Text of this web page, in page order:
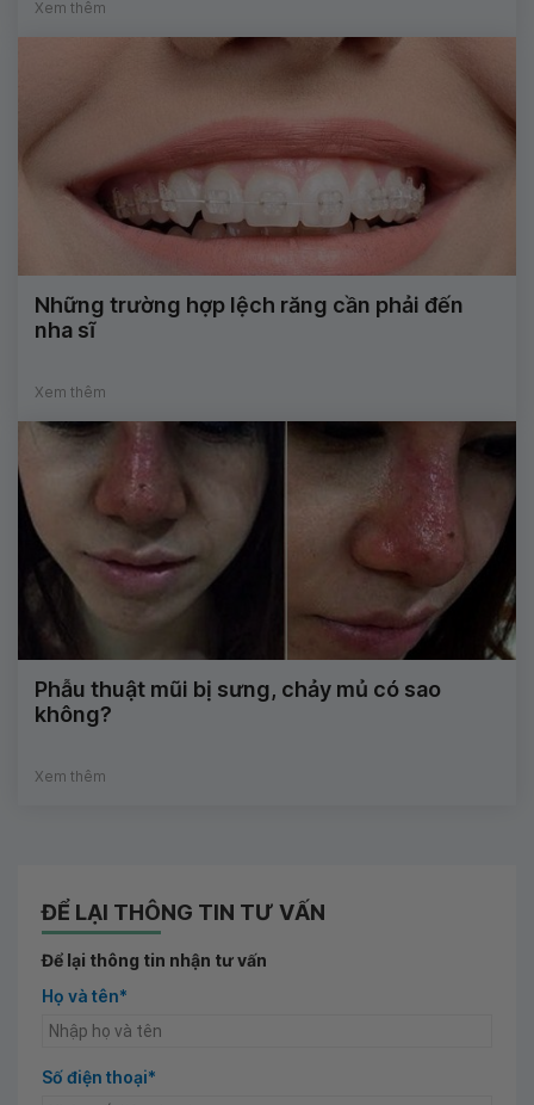
Xem thêm
Những trường hợp lệch răng cần phải đến
nha sĩ
Xem thêm
Phẫu thuật mũi bị sưng, chảy mủ có sao
không?
Xem thêm
ĐỂ LẠI THÔNG TIN TƯ VẤN
Để lại thông tin nhận tư vấn
Họ và tên*
Số điện thoại*